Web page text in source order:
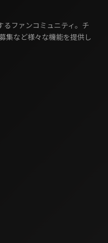
るファンコミュニティ。チ
集など様々な機能を提供し